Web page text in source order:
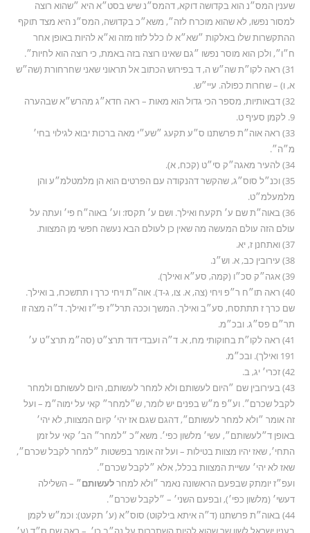
שענין המס״נ הוא בקדושה דוקא, דהמס״נ שיש בסט״א היא ״שהוא רוצה
למסור נפשו, לא שהוא מוכרח לזה״, משא״כ בקדושה, המס״נ היא מצד תוקף
ההתקשרות שלו באלקות ״שא״א לו כלל לזוז מזה וא״א להיות באופן אחר
ח״ו״, ולכן הוא מוסר נפשו ״גם שאינו רוצה בזה באמת, כי רוצה הוא לחיות״.
31) ראה לקו״ת שה״ש ה, ד בפירוש הכתוב אל תראוני שאני שחרחורת (שה״ש
א, ו) – שחרות כפולה. עיי״ש.
32) דבאותיות, מספר הכי גדול הוא מאות – ראה חדא״ג מהרש״א שבהערה
9. לקמן סעיף ט.
33) ראה אוה״ת פרשתנו ס״ע תקעג ״שע״י מאה ברכות יבוא לגילוי בחי׳
מ״ה״.
34) להעיר מאגה״ק סי״ט (קכח, א).
35) וכנ״ל סוס״ג, שהקשר דהנקודה עם הפרטים הוא הן מלמטלמ״ע והן
מלמעלמ״ט.
36) באוה״ת שם ע׳ תקעח ואילך. ושם ע׳ תקסז: וע׳ באוה״ח פי׳ ועתה על
עולם הזה עולם המעשה מה שאין כן לעולם הבא נעשה חפשי מן המצוות.
37) ואתחנן ז, יא.
38) עירובין כב, א. וש״נ.
39) אגה״ק סכ״ו (קמה, סע״א ואילך).
40) ראה תו״ח ר״פ ויחי (צה, א. צו, ג-ד). אוה״ת ויחי כרך ו תתשכח, ב ואילך.
שם כרך ז תתתסח, סע״ב ואילך. המשך וככה תרל״ז פי״ז ואילך. ד״ה מצה זו
תר״ם פס״ג. ובכ״מ.
41) ראה לקו״ת בחוקותי מח, א. ד״ה ועבדי דוד תרצ״ט (סה״מ תרצ״ט ע׳
191 ואילך). ובכ״מ.
42) זכרי׳ יג, ב.
43) בעירובין שם ״היום לעשותם ולא למחר לעשותם, היום לעשותם ולמחר
לקבל שכרם״. וע״פ מ״ש בפנים יש לומר, ש״למחר״ קאי על ימוה״מ – ועל
זה אומר ״ולא למחר לעשותם״, דהגם שגם אז יהי׳ קיום המצוות, לא יהי׳
באופן ד״לעשותם״, עשי׳ מלשון כפי׳. משא״כ ״למחר״ הב׳ קאי על זמן
התחי׳, שאז יהיו מצוות בטילות – ועל זה אומר בפשטות ״למחר לקבל שכרם״,
שאז לא יהי׳ עשיית המצוות בכלל, אלא ״לקבל שכרם״.
ועפ״ז יומתק שבפעם הראשונה נאמר ״ולא למחרלעשותם״ – השלילה
דעשי׳ (מלשון כפי׳), ובפעם השני׳ – ״לקבל שכרם״.
44) באוה״ת פרשתנו (ד״ה איתא בילקוט) סוס״א (ע׳ תקעט): וכמ״ש לקמן